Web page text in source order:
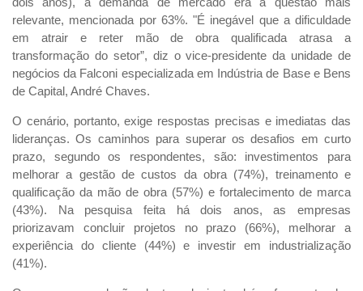
relevante, mencionada por 63%. "É inegável que a dificuldade
em atrair e reter mão de obra qualificada atrasa a
transformação do setor”, diz o vice-presidente da unidade de
negócios da Falconi especializada em Indústria de Base e Bens
de Capital, André Chaves.
O cenário, portanto, exige respostas precisas e imediatas das
lideranças. Os caminhos para superar os desafios em curto
prazo, segundo os respondentes, são: investimentos para
melhorar a gestão de custos da obra (74%), treinamento e
qualificação da mão de obra (57%) e fortalecimento de marca
(43%). Na pesquisa feita há dois anos, as empresas
priorizavam concluir projetos no prazo (66%), melhorar a
experiência do cliente (44%) e investir em industrialização
(41%).